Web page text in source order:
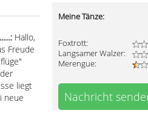
Hallo,
Freude
liegt
neue
Meine Tänze:
Foxtrott:
Langsamer Walzer:
Merengue:
Nachricht